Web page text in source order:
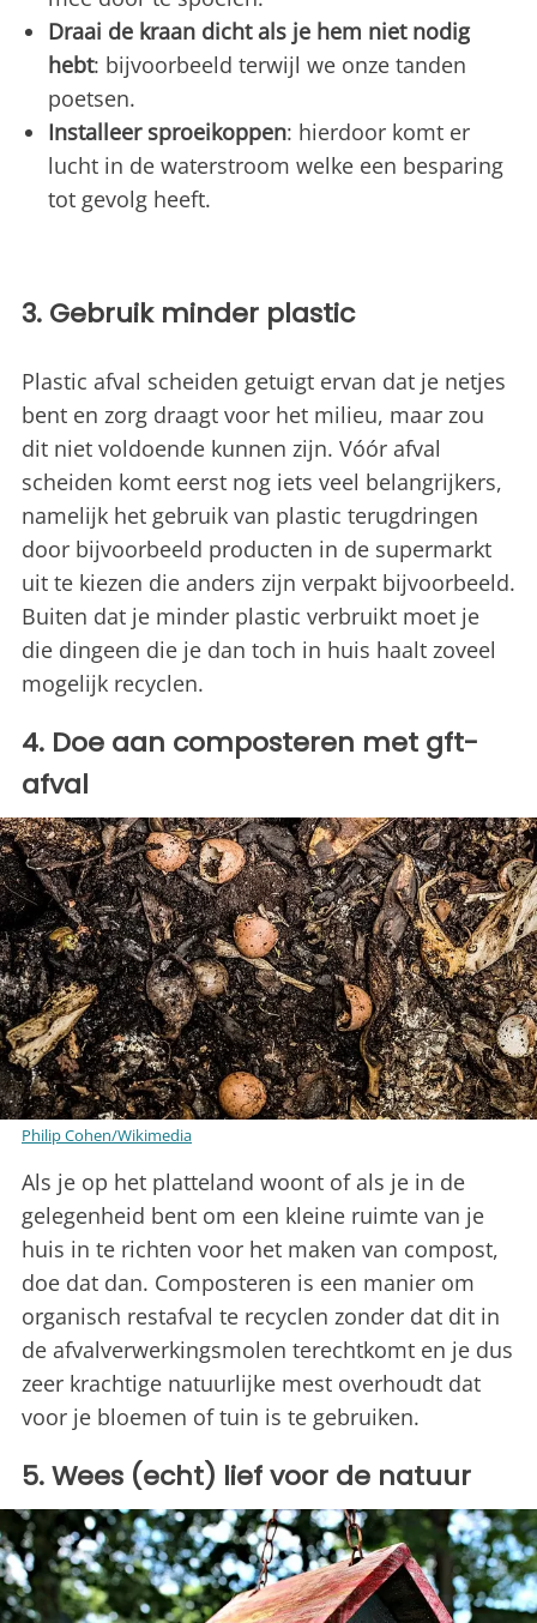
Draai de kraan dicht als je hem niet nodig
hebt: bijvoorbeeld terwijl we onze tanden
poetsen.
Installeer sproeikoppen: hierdoor komt er
lucht in de waterstroom welke een besparing
tot gevolg heeft.
3. Gebruik minder plastic
Plastic afval scheiden getuigt ervan dat je netjes
bent en zorg draagt voor het milieu, maar zou
dit niet voldoende kunnen zijn. Vóór afval
scheiden komt eerst nog iets veel belangrijkers,
namelijk het gebruik van plastic terugdringen
door bijvoorbeeld producten in de supermarkt
uit te kiezen die anders zijn verpakt bijvoorbeeld.
Buiten dat je minder plastic verbruikt moet je
die dingeen die je dan toch in huis haalt zoveel
mogelijk recyclen.
4. Doe aan composteren met gft-
afval
Philip Cohen/Wikimedia
Als je op het platteland woont of als je in de
gelegenheid bent om een kleine ruimte van je
huis in te richten voor het maken van compost,
doe dat dan. Composteren is een manier om
organisch restafval te recyclen zonder dat dit in
de afvalverwerkingsmolen terechtkomt en je dus
zeer krachtige natuurlijke mest overhoudt dat
voor je bloemen of tuin is te gebruiken.
5. Wees (echt) lief voor de natuur